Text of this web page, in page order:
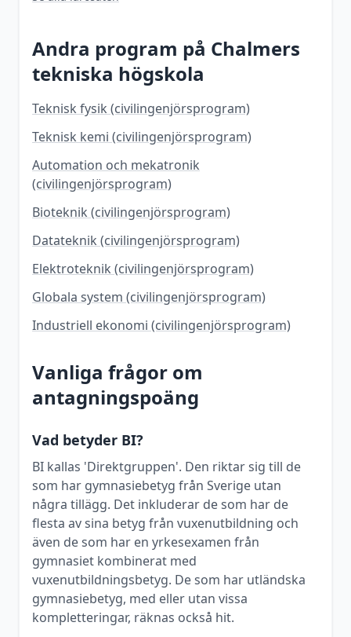
Andra program på Chalmers
tekniska högskola
Teknisk fysik (civilingenjörsprogram)
Teknisk kemi (civilingenjörsprogram)
Automation och mekatronik
(civilingenjörsprogram)
Bioteknik (civilingenjörsprogram)
Datateknik (civilingenjörsprogram)
Elektroteknik (civilingenjörsprogram)
Globala system (civilingenjörsprogram)
Industriell ekonomi (civilingenjörsprogram)
Vanliga frågor om
antagningspoäng
Vad betyder BI?
BI kallas 'Direktgruppen'. Den riktar sig till de
som har gymnasiebetyg från Sverige utan
några tillägg. Det inkluderar de som har de
flesta av sina betyg från vuxenutbildning och
även de som har en yrkesexamen från
gymnasiet kombinerat med
vuxenutbildningsbetyg. De som har utländska
gymnasiebetyg, med eller utan vissa
kompletteringar, räknas också hit.